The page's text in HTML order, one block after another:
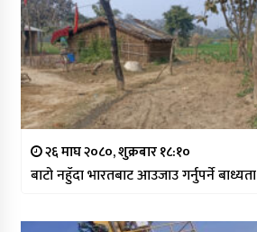
२६ माघ २०८०, शुक्रबार १८:१०
बाटो नहुँदा भारतबाट आउजाउ गर्नुपर्ने बाध्यता